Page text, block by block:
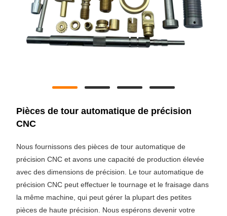
Pièces de tour automatique de précision
CNC
Nous fournissons des pièces de tour automatique de
précision CNC et avons une capacité de production élevée
avec des dimensions de précision. Le tour automatique de
précision CNC peut effectuer le tournage et le fraisage dans
la même machine, qui peut gérer la plupart des petites
pièces de haute précision. Nous espérons devenir votre